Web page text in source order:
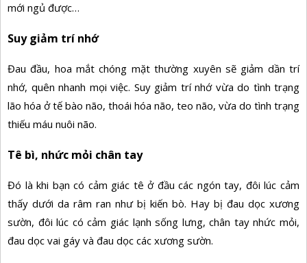
mới ngủ được…
Suy giảm trí nhớ
Đau đầu, hoa mắt chóng mặt thường xuyên sẽ giảm dần trí
nhớ, quên nhanh mọi việc. Suy giảm trí nhớ vừa do tình trạng
lão hóa ở tế bào não, thoái hóa não, teo não, vừa do tình trạng
thiếu máu nuôi não.
Tê bì, nhức mỏi chân tay
Đó là khi bạn có cảm giác tê ở đầu các ngón tay, đôi lúc cảm
thấy dưới da râm ran như bị kiến bò. Hay bị đau dọc xương
sườn, đôi lúc có cảm giác lạnh sống lưng, chân tay nhức mỏi,
đau dọc vai gáy và đau dọc các xương sườn.